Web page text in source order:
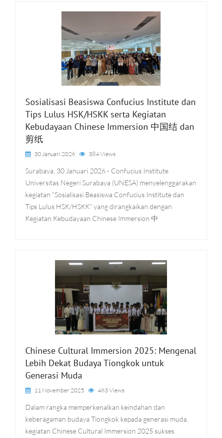
Sosialisasi Beasiswa Confucius Institute dan
Tips Lulus HSK/HSKK serta Kegiatan
Kebudayaan Chinese Immersion 中国结 dan
剪纸
30 Januari 2026 384 Views
Surabaya, 30 Januari 2026 - Confucius Institute
Universitas Negeri Surabaya (UNESA) menyelenggarakan
kegiatan “Sosialisasi Beasiswa Confucius Institute dan
Tips Lulus HSK/HSKK” yang dirangkaikan dengan
Kegiatan Kebudayaan Chinese Immersion 中
Chinese Cultural Immersion 2025: Mengenal
Lebih Dekat Budaya Tiongkok untuk
Generasi Muda
11 November 2025 463 Views
Dalam rangka memperkenalkan keindahan dan
keberagaman budaya Tiongkok kepada generasi muda,
kegiatan Chinese Cultural Immersion 2025 sukses